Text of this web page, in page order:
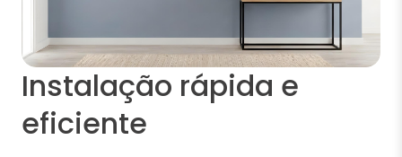
Instalação rápida e
eficiente